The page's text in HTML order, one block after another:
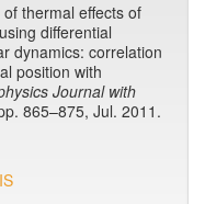
of thermal effects of
differential
dynamics: correlation
position with
Journal with
865–875, Jul. 2011.